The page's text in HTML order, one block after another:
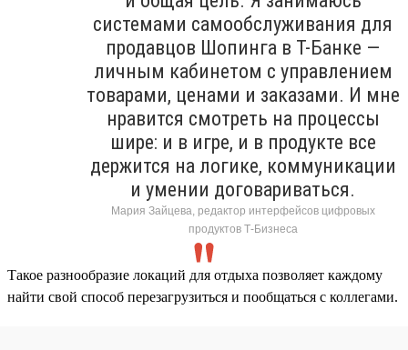
системами самообслуживания для
продавцов Шопинга в Т-Банке —
личным кабинетом с управлением
товарами, ценами и заказами. И мне
нравится смотреть на процессы
шире: и в игре, и в продукте все
держится на логике, коммуникации
и умении договариваться.
Мария Зайцева, редактор интерфейсов цифровых
продуктов Т-Бизнеса
Такое разнообразие локаций для отдыха позволяет каждому
найти свой способ перезагрузиться и пообщаться с коллегами.